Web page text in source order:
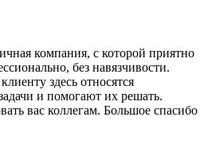
компания, с которой приятно
без навязчивости.
здесь относятся
и помогают их решать.
вас коллегам. Большое спасибо